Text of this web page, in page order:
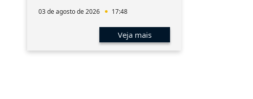
03 de agosto de 2026 17:48
Veja mais